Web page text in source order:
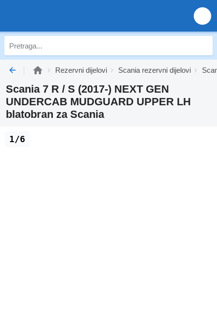
Rezervni dijelovi Scania rezervni dijelovi
Scania 7 R / S (2017-) NEXT GEN
UNDERCAB MUDGUARD UPPER LH
blatobran za Scania
1/6